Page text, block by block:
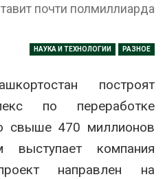
почти полмиллиарда
НАУКА И ТЕХНОЛОГИИ РАЗНОЕ
построят
по переработке
свыше 470 миллионов
выступает компания
направлен на